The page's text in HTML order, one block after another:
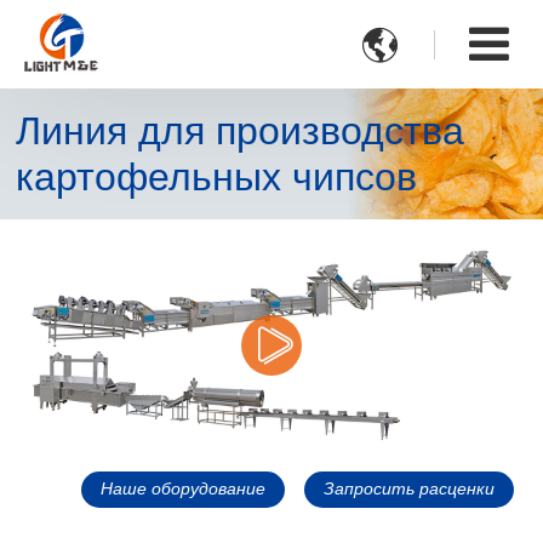

Линия для производства
картофельных чипсов
Запросить расценки
Наше оборудование